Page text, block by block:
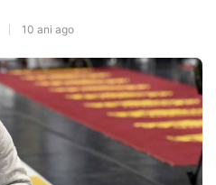
10 ani ago